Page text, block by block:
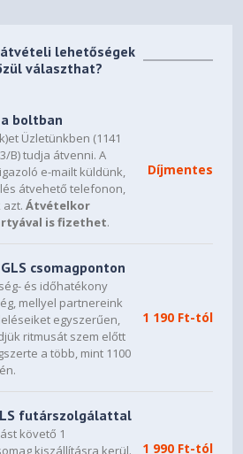
lehetőségek
választhat?
boltban
Üzletünkben (1141
B) tudja átvenni. A
e-mailt küldünk,
átvehető telefonon,
azt.Átvételkor
is fizethet.
Díjmentes
csomagponton
és időhatékony
mellyel partnereink
egyszerűen,
ritmusát szem előtt
a több, mint 1100
1 190 Ft-tól
futárszolgálattal
követő 1
kiszállításra kerül.
1 990 Ft-tól